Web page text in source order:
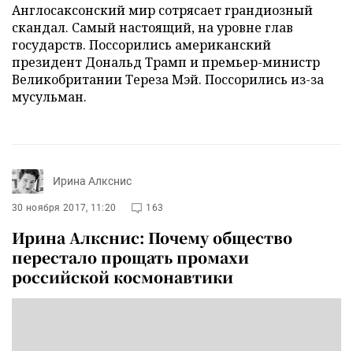
Англосаксонский мир сотрясает грандиозный
скандал. Самый настоящий, на уровне глав
государств. Поссорились американский
президент Дональд Трамп и премьер-министр
Великобритании Тереза Мэй. Поссорились из-за
мусульман.
Ирина Алкснис
30 ноября 2017, 11:20 163
Ирина Алкснис: Почему общество
перестало прощать промахи
российской космонавтики